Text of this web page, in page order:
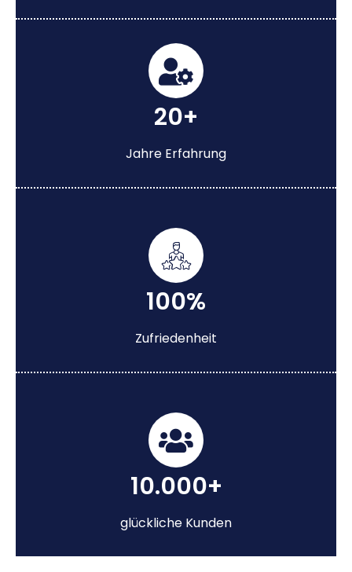
20+
Jahre Erfahrung
100%
Zufriedenheit
10.000+
glückliche Kunden